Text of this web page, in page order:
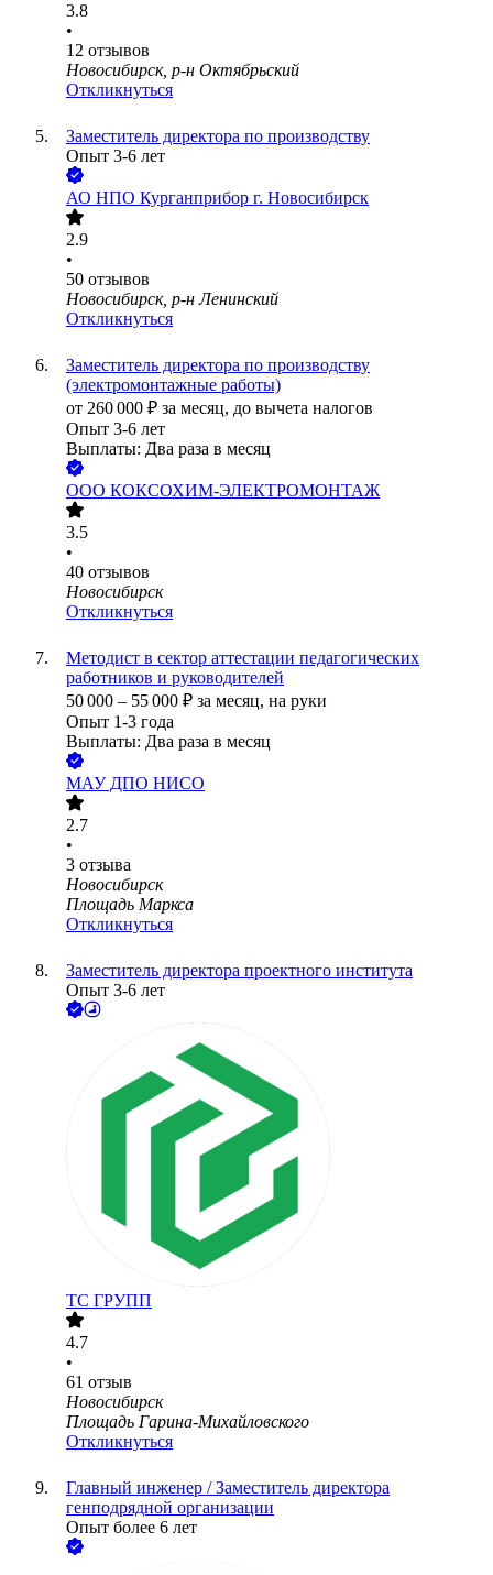
3.8
•
12 отзывов
Новосибирск, р-н Октябрьский
Откликнуться
Заместитель директора по производству
Опыт 3-6 лет
АО НПО Курганприбор г. Новосибирск
2.9
•
50 отзывов
Новосибирск, р-н Ленинский
Откликнуться
Заместитель директора по производству
(электромонтажные работы)
от 260 000 ₽ за месяц, до вычета налогов
Опыт 3-6 лет
Выплаты: Два раза в месяц
ООО КОКСОХИМ-ЭЛЕКТРОМОНТАЖ
3.5
•
40 отзывов
Новосибирск
Откликнуться
Методист в сектор аттестации педагогических
работников и руководителей
50 000 – 55 000 ₽ за месяц, на руки
Опыт 1-3 года
Выплаты: Два раза в месяц
МАУ ДПО НИСО
2.7
•
3 отзыва
Новосибирск
Площадь Маркса
Откликнуться
Заместитель директора проектного института
Опыт 3-6 лет
ТС ГРУПП
4.7
•
61 отзыв
Новосибирск
Площадь Гарина-Михайловского
Откликнуться
Главный инженер / Заместитель директора
генподрядной организации
Опыт более 6 лет